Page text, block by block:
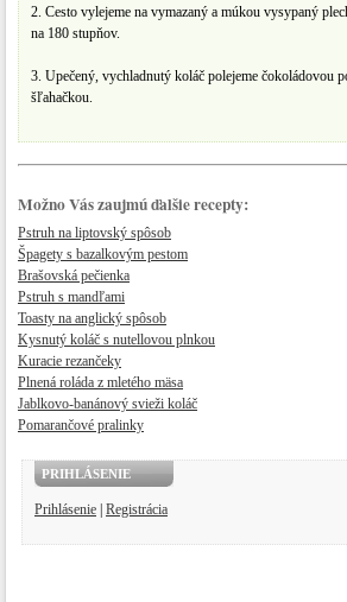
2. Cesto vylejeme na vymazaný a múkou vysypaný
na 180 stupňov.
3. Upečený, vychladnutý koláč polejeme čokoládovou
šľahačkou.
Možno Vás zaujmú ďalšie recepty:
Pstruh na liptovský spôsob
Špagety s bazalkovým pestom
Brašovská pečienka
Pstruh s mandľami
Toasty na anglický spôsob
Kysnutý koláč s nutellovou plnkou
Kuracie rezančeky
Plnená roláda z mletého mäsa
​Jablkovo-banánový svieži koláč
Pomarančové pralinky
PRIHLÁSENIE
Prihlásenie Registrácia